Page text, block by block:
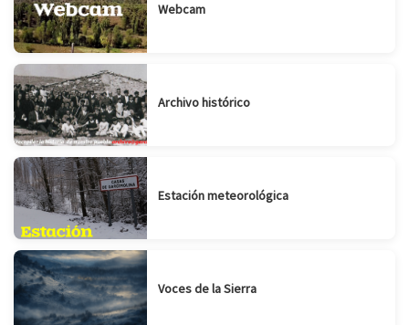
Webcam
Archivo histórico
Estación meteorológica
Voces de la Sierra